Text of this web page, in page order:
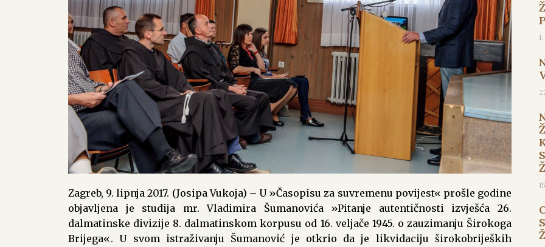
Zagreb, 9. lipnja 2017. (Josipa Vukoja) – U »Časopisu za suvremenu povijest« prošle godine
objavljena je studija mr. Vladimira Šumanovića »Pitanje autentičnosti izvješća 26.
dalmatinske divizije 8. dalmatinskom korpusu od 16. veljače 1945. o zauzimanju Širokoga
Brijega«. U svom istraživanju Šumanović je otkrio da je likvidaciju širokobrijeških